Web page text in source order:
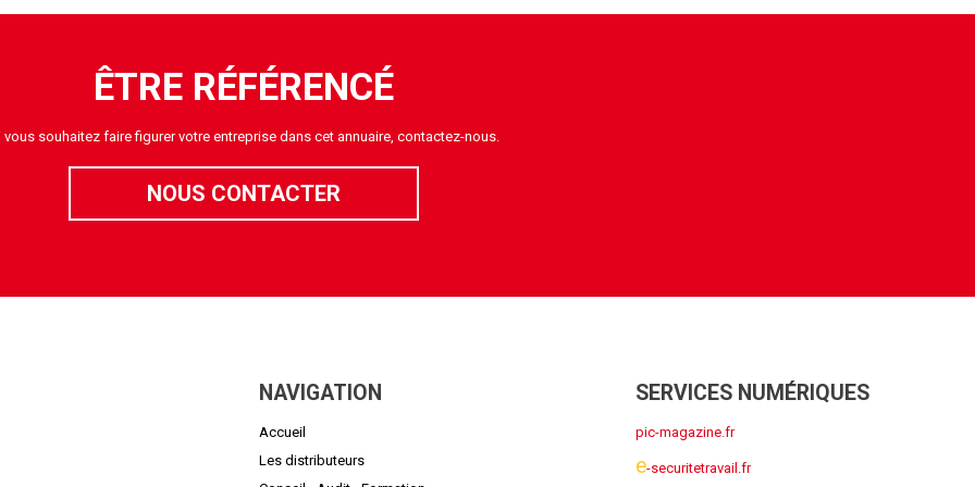
ÊTRE RÉFÉRENCÉ
vous souhaitez faire figurer votre entreprise dans cet annuaire, contactez-nous.
NOUS CONTACTER
NAVIGATION
Accueil
Les distributeurs
SERVICES NUMÉRIQUES
pic-magazine.fr
e-securitetravail.fr